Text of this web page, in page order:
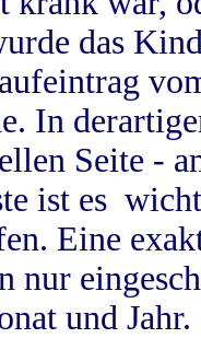
das
In
Seite -
ist es
Eine
nur
und Jahr.